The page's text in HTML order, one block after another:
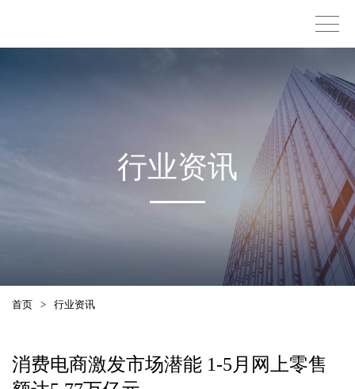
行业资讯
首页 > 行业资讯
消费电商激发市场潜能 1-5月网上零售